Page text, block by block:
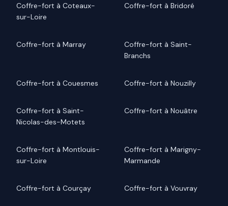
Coffre-fort à Coteaux-
sur-Loire
Coffre-fort à Bridoré
Coffre-fort à Marray
Coffre-fort à Saint-
Branchs
Coffre-fort à Couesmes Coffre-fort à Nouzilly
Coffre-fort à Saint-
Nicolas-des-Motets
Coffre-fort à Nouâtre
Coffre-fort à Montlouis-
sur-Loire
Coffre-fort à Marigny-
Marmande
Coffre-fort à Courçay Coffre-fort à Vouvray